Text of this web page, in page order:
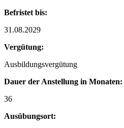
Befristet bis:
31.08.2029
Vergütung:
Ausbildungsvergütung
Dauer der Anstellung in Monaten:
36
Ausübungsort: